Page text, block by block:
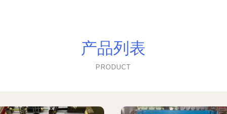
产品列表
PRODUCT